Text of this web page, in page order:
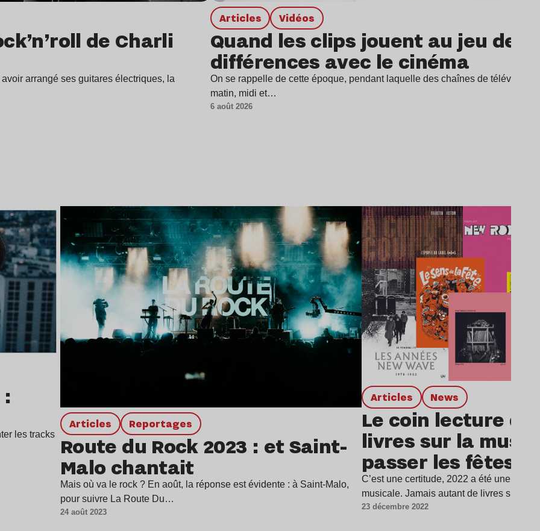
de Charli
arrangé ses guitares électriques, la
Articles Vidéos
Quand les clips jouent au jeu des
différences avec le cinéma
On se rappelle de cette époque, pendant laquelle des chaînes de télévision
matin, midi et…
6 août 2026
les tracks
Articles Reportages
Route du Rock 2023 : et Saint-
Malo chantait
Mais où va le rock ? En août, la réponse est évidente : à Saint-Malo,
pour suivre La Route Du…
24 août 2023
Articles news
Le coin lecture de
livres sur la
passer les fêtes
C’est une certitude, 2022 a été une
musicale. Jamais autant de livres sur la
23 décembre 2022
Lire l’article